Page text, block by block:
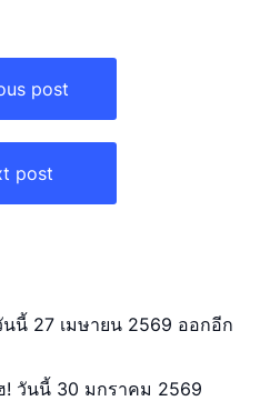
post
post
นนี้ 27 เมษายน 2569 ออกอีก
! วันนี้ 30 มกราคม 2569